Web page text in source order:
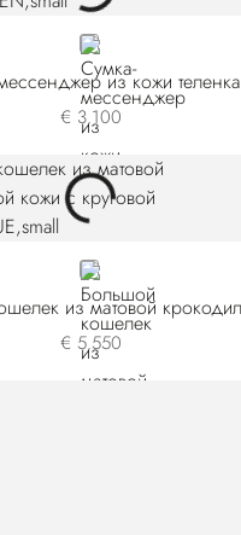
GREEN
из кожи теленка
€ 3.100
BLUE
€ 5.550